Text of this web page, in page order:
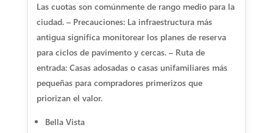
Las cuotas son comúnmente de rango medio para la
ciudad. – Precauciones: La infraestructura más
antigua significa monitorear los planes de reserva
para ciclos de pavimento y cercas. – Ruta de
entrada: Casas adosadas o casas unifamiliares más
pequeñas para compradores primerizos que
priorizan el valor.
Bella Vista